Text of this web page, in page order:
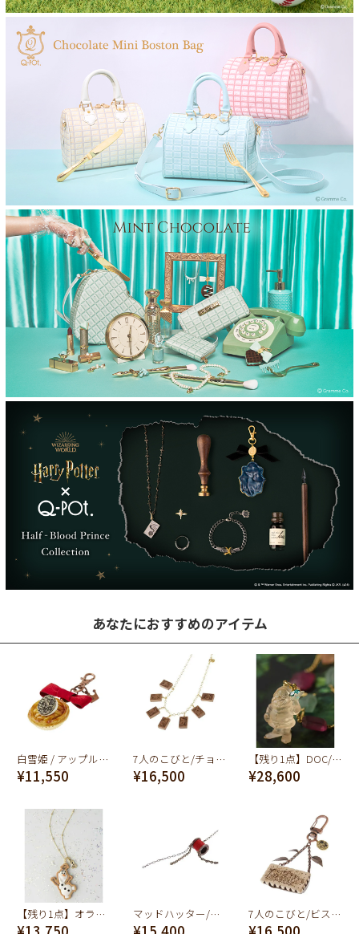
あなたにおすすめのアイテム
白雪姫 / アップルパイ・バッグチャーム【ディズニー アクセサリー】
¥11,550
7人のこびと/チョコレートバー チャームセット【ディズニー アクセサリー】
¥16,500
【残り1点】DOC/ジュエル キャンディー ネックレス【ディズニー アクセサリー】
¥28,600
【残り1点】オラフ/シュガークッキー ネックレス【ディズニー アクセサリー】【アナと雪の女王】 マッドハッター/レッドウィンダー ネックレス【ディズニー アクセサリー】 7人のこびと/ビスケット キーホルダー【ディズニー アクセサリー】